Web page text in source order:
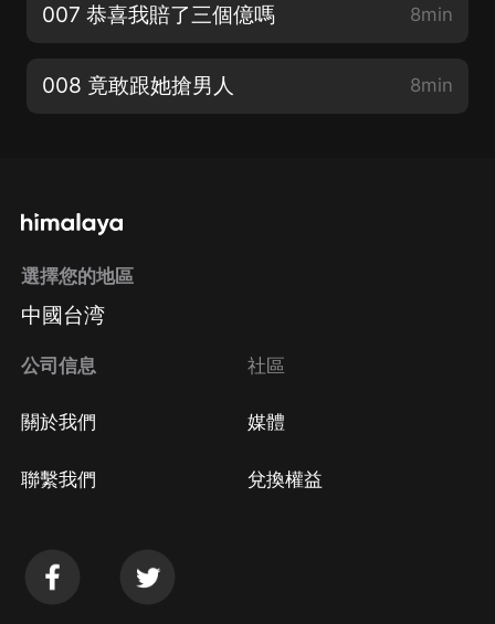
007 恭喜我賠了三個億嗎 8min
008 竟敢跟她搶男人 8min
選擇您的地區
中國台湾
公司信息
關於我們
聯繫我們
社區
媒體
兌換權益